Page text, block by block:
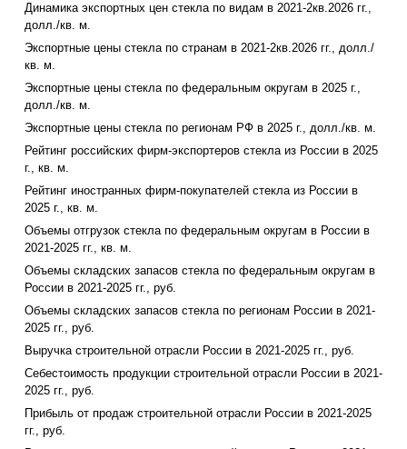
Динамика экспортных цен стекла по видам в 2021-2кв.2026 гг.,
долл./кв. м.
Экспортные цены стекла по странам в 2021-2кв.2026 гг., долл./
кв. м.
Экспортные цены стекла по федеральным округам в 2025 г.,
долл./кв. м.
Экспортные цены стекла по регионам РФ в 2025 г., долл./кв. м.
Рейтинг российских фирм-экспортеров стекла из России в 2025
г., кв. м.
Рейтинг иностранных фирм-покупателей стекла из России в
2025 г., кв. м.
Объемы отгрузок стекла по федеральным округам в России в
2021-2025 гг., кв. м.
Объемы складских запасов стекла по федеральным округам в
России в 2021-2025 гг., руб.
Объемы складских запасов стекла по регионам России в 2021-
2025 гг., руб.
Выручка строительной отрасли России в 2021-2025 гг., руб.
Себестоимость продукции строительной отрасли России в 2021-
2025 гг., руб.
Прибыль от продаж строительной отрасли России в 2021-2025
гг., руб.